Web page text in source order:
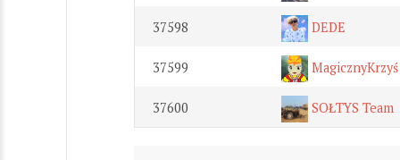
37598 DEDE
37599
37600 SOŁTYS Team